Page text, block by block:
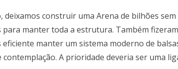
deixamos construir uma Arena de bilhões
para manter toda a estrutura. Também
eficiente manter um sistema moderno de
A prioridade deveria ser uma